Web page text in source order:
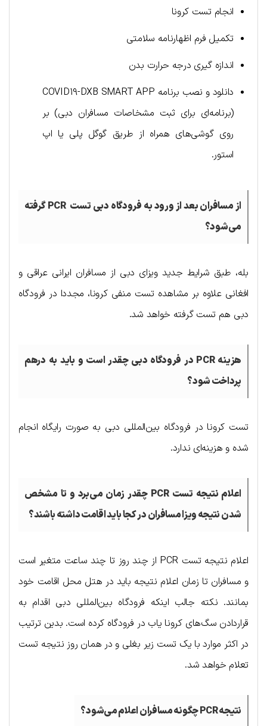
انجام تست کرونا
تکمیل فرم اظهارنامه سلامتی
اندازه گیری درجه حرارت بدن
دانلود و نصب برنامه COVID19-DXB SMART APP
(برنامه‌ای برای ثبت مشخاصات مسافران دبی) بر
روی گوشی‌های همراه از طریق گوگل پلی یا اپ
استور.
از مسافران بعد از ورود به فرودگاه دبی تست PCR گرفته
می‌شود؟
بله، طبق شرایط جدید ویزای دبی از مسافران ایرانی عراقی و
افغانی علاوه بر مشاهده تست منفی کرونا، مجددا در فرودگاه
دبی هم تست گرفته خواهد شد.
هزینهPCR در فرودگاه دبی چقدر است و باید به درهم
پرداخت شود؟
تست کرونا در فرودگاه بین‌المللی دبی به صورت رایگاه انجام
شده و هزینه‌ای ندارد.
اعلام نتیجه تستPCR چقدر زمان می‌برد و تا مشخص
شدن نتیجه ویزا مسافران در کجا باید اقامت داشته باشند؟
اعلام نتیجه تست PCR از چند روز تا چند ساعت متغیر است
و مسافران تا زمان اعلام نتیجه باید در هتل محل اقامت خود
بمانند. نکته جالب اینکه فرودگاه بین‌المللی دبی اقدام به
قراردادن سگ‌های کرونا یاب در فرودگاه کرده است. بدین ترتیب
در اکثر موارد با یک تست زیر بغلی و در همان روز نتیجه تست
تعلام خواهد شد.
نتیجه PCR چگونه مسافران اعلام می‌شود؟